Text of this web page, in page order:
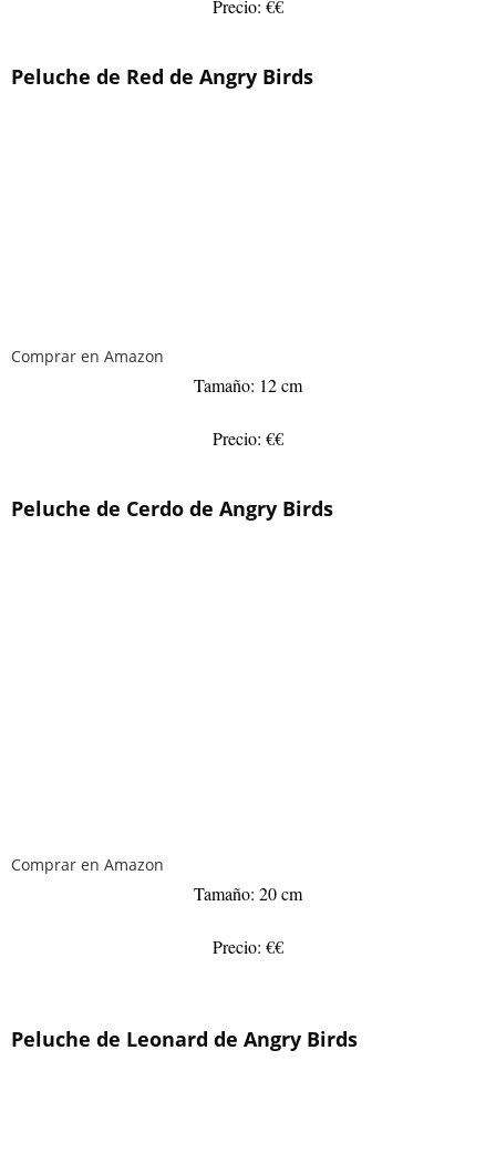
Precio: €€
Peluche de Red de Angry Birds
Comprar en Amazon
Tamaño: 12 cm
Precio: €€
Peluche de Cerdo de Angry Birds
Comprar en Amazon
Tamaño: 20 cm
Precio: €€
Peluche de Leonard de Angry Birds